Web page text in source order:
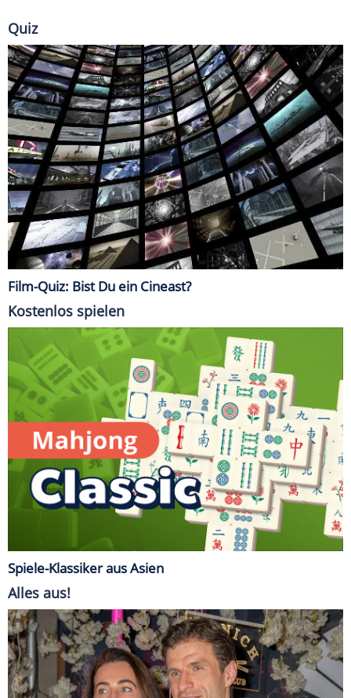
Quiz
Film-Quiz: Bist Du ein Cineast?
Kostenlos spielen
Spiele-Klassiker aus Asien
Alles aus!